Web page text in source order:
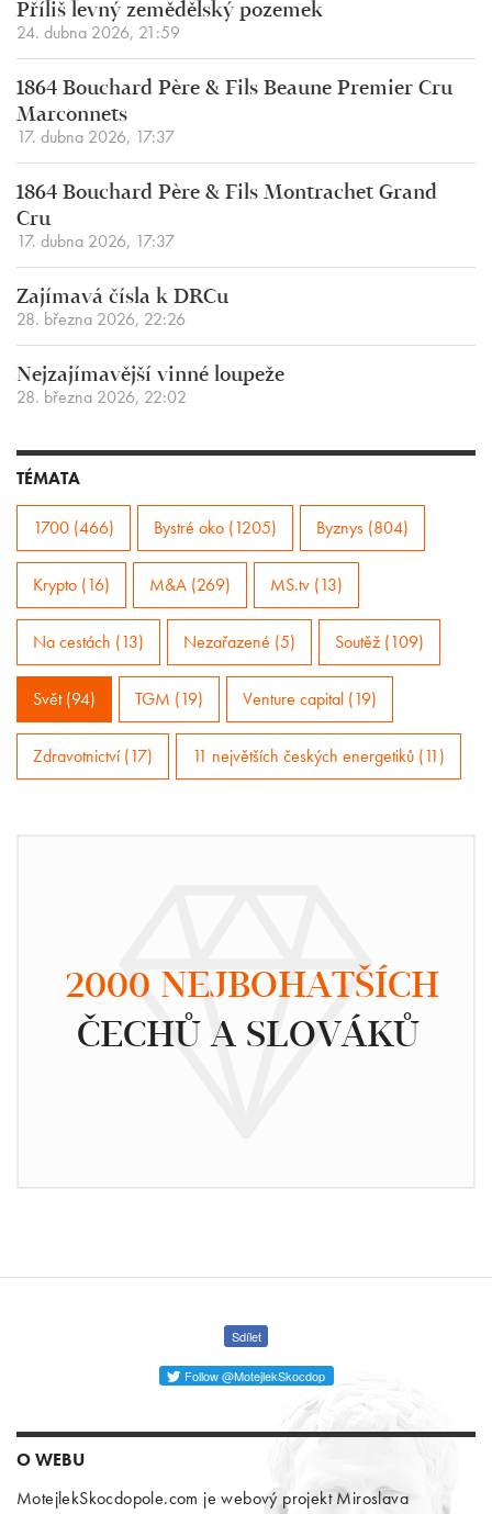
Příliš levný zemědělský pozemek
24. dubna 2026, 21:59
1864 Bouchard Père & Fils Beaune Premier Cru
Marconnets
17. dubna 2026, 17:37
1864 Bouchard Père & Fils Montrachet Grand
Cru
17. dubna 2026, 17:37
Zajímavá čísla k DRCu
28. března 2026, 22:26
Nejzajímavější vinné loupeže
28. března 2026, 22:02
TÉMATA
1700 (466) Bystré oko (1205) Byznys (804)
Krypto (16) M&A (269) MS.tv (13)
Na cestách (13) Nezařazené (5) Soutěž (109)
Svět (94) TGM (19) Venture capital (19)
Zdravotnictví (17) 11 největších českých energetiků (11)
2000 NEJBOHATŠÍCH
ČECHŮ A SLOVÁKŮ
Sdílet
Follow @MotejlekSkocdop
O WEBU
MotejlekSkocdopole.com je webový projekt Miroslava